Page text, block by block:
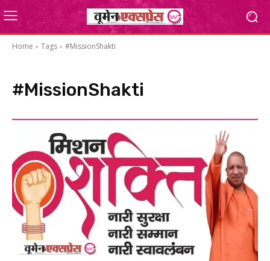
Home Tags #MissionShakti
#MissionShakti